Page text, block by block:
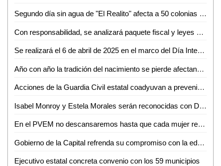
Segundo día sin agua de "El Realito" afecta a 50 colonias del sur poniente de la Ciudad Capital
Con responsabilidad, se analizará paquete fiscal y leyes de ingresos municipales en el congreso del estado
Se realizará el 6 de abril de 2025 en el marco del Día Internacional del Deporte para el Desarrollo y la Paz
Año con año la tradición del nacimiento se pierde afectando a comerciantes
Acciones de la Guardia Civil estatal coadyuvan a prevenir el acoso escolar
Isabel Monroy y Estela Morales serán reconocidas con Doctorado Honoris Causa de la UASLP
En el PVEM no descansaremos hasta que cada mujer reciba lo que le corresponda, Ruth González Silva
Gobierno de la Capital refrenda su compromiso con la educación y la juventud; entrega Estímulos para la Educación Superior
Ejecutivo estatal concreta convenio con los 59 municipios